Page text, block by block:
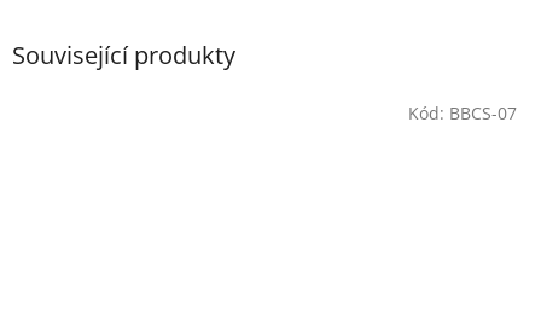
Související produkty
Kód: BBCS-07